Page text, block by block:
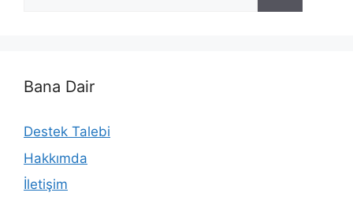
Bana Dair
Destek Talebi
Hakkımda
İletişim